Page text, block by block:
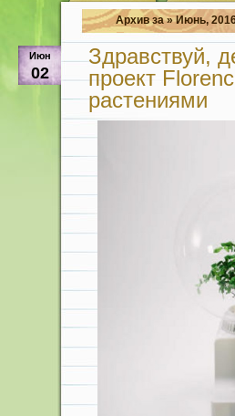
Архив за » Июнь,
Июн
02
Здравствуй,
проект
растениями